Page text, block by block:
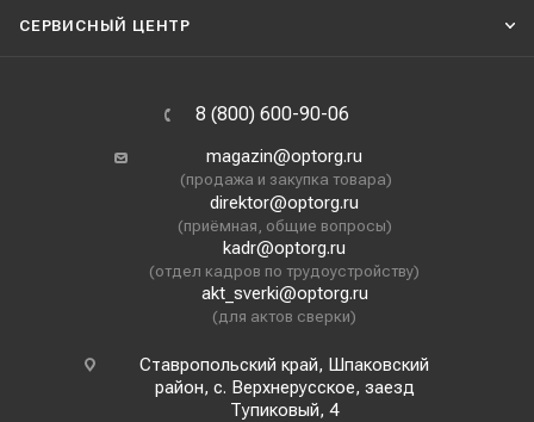
СЕРВИСНЫЙ ЦЕНТР
8 (800) 600-90-06
magazin@optorg.ru
(продажа и закупка товара)
direktor@optorg.ru
(приёмная, общие вопросы)
kadr@optorg.ru
(отдел кадров по трудоустройству)
akt_sverki@optorg.ru
(для актов сверки)
Ставропольский край, Шпаковский
район, с. Верхнерусское, заезд
Тупиковый, 4